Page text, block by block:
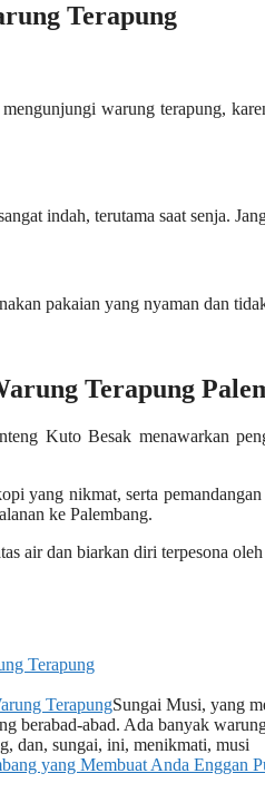
Terapung
warung terapung,
indah, terutama saat senja.
pakaian yang nyaman dan
Terapung
Kuto Besak menawarkan
yang nikmat, serta
ke Palembang.
air dan biarkan diri terpesona
Terapung
Sungai Musi, yang
berabad-abad. Ada banyak
dan, sungai, ini, menikmati, musi
yang Membuat Anda Enggan